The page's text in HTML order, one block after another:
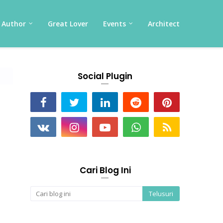
Author Great Lover Events Architect
Social Plugin
Cari Blog Ini